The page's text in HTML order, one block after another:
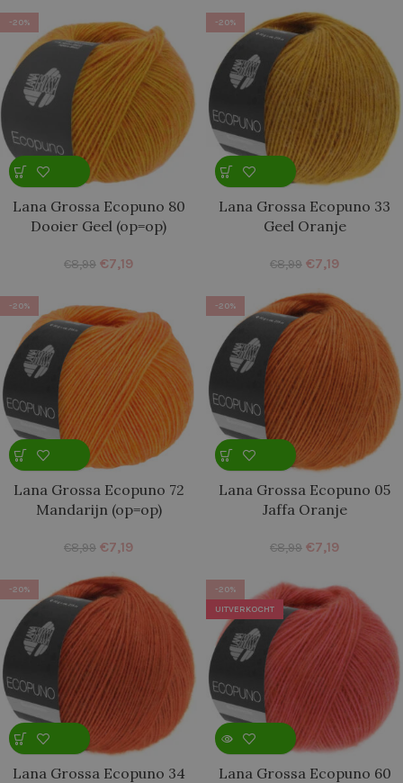
-20%
Lana Grossa Ecopuno 80
Dooier Geel (op=op)
€8,99 €7,19
-20%
Lana Grossa Ecopuno 33
Geel Oranje
€8,99 €7,19
-20%
Lana Grossa Ecopuno 72
Mandarijn (op=op)
€8,99 €7,19
-20%
Lana Grossa Ecopuno 05
Jaffa Oranje
€8,99 €7,19
-20%
Lana Grossa Ecopuno 34
-20%
UITVERKOCHT
Lana Grossa Ecopuno 60